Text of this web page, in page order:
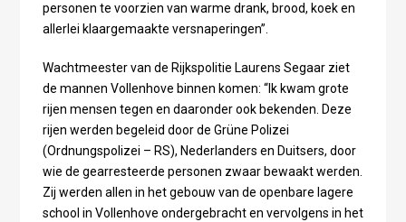
personen te voorzien van warme drank, brood, koek en
allerlei klaargemaakte versnaperingen”.
Wachtmeester van de Rijkspolitie Laurens Segaar ziet
de mannen Vollenhove binnen komen: “Ik kwam grote
rijen mensen tegen en daaronder ook bekenden. Deze
rijen werden begeleid door de Grüne Polizei
(Ordnungspolizei – RS), Nederlanders en Duitsers, door
wie de gearresteerde personen zwaar bewaakt werden.
Zij werden allen in het gebouw van de openbare lagere
school in Vollenhove ondergebracht en vervolgens in het